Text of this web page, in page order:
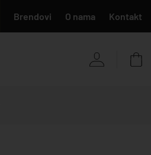
Brendovi O nama Kontakt